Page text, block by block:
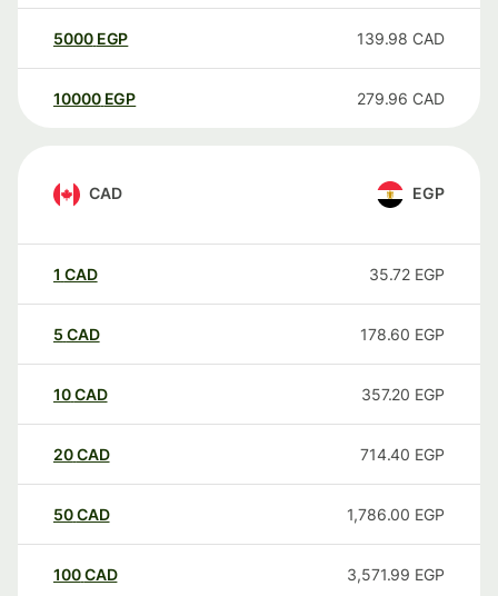
5000 EGP 139.98 CAD
10000 EGP 279.96 CAD
CAD EGP
1 CAD 35.72 EGP
5 CAD 178.60 EGP
10CAD 357.20 EGP
20CAD 714.40 EGP
50CAD 1,786.00 EGP
100CAD 3,571.99 EGP